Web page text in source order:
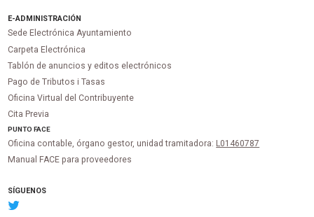
E-ADMINISTRACIÓN
Sede Electrónica Ayuntamiento
Carpeta Electrónica
Tablón de anuncios y editos electrónicos
Pago de Tributos i Tasas
Oficina Virtual del Contribuyente
Cita Previa
PUNTOFACE
Oficina contable, órgano gestor, unidad tramitadora: L01460787
Manual FACE para proveedores
SÍGUENOS